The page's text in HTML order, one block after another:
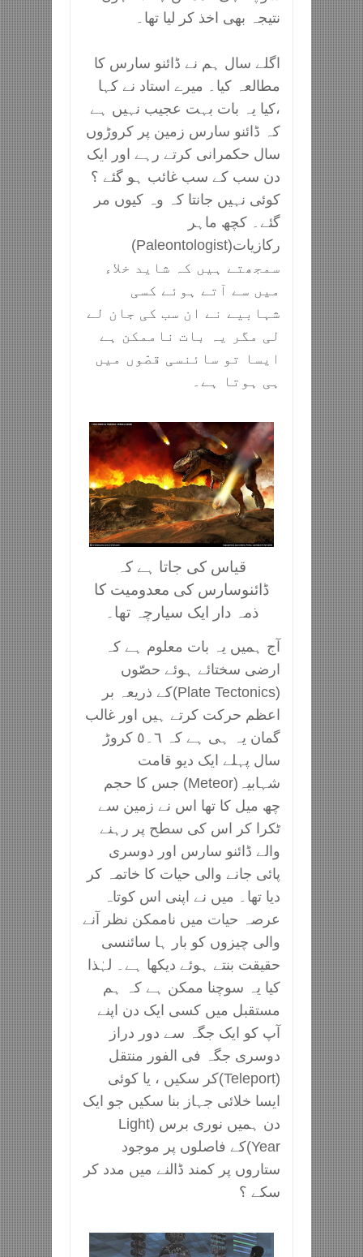
نتیجہ بھی اخذ کر لیا تھا۔
اگلے سال ہم نے ڈائنو سارس کا
مطالعہ کیا۔ میرے استاد نے کہا
،کیا یہ بات بہت عجیب نہیں ہے
کہ ڈائنو سارس زمین پر کروڑوں
سال حکمرانی کرتے رہے اور ایک
دن سب کے سب غائب ہو گئے ؟
کوئی نہیں جانتا کہ وہ کیوں مر
گئے۔ کچھ ماہر
رکازیات(Paleontologist)
سمجھتے ہیں کہ شاید خلاء
میں سے آتے ہوئے کسی
شہابیے نے ان سب کی جان لے
لی مگر یہ بات ناممکن ہے
ایسا تو سائنسی قصّوں میں
ہی ہوتا ہے۔
قیاس کی جاتا ہے کہ
ڈائنوسارس کی معدومیت کا
ذمہ دار ایک سیارچہ تھا۔
آج ہمیں یہ بات معلوم ہے کہ
ارضی سختائے ہوئے حصّوں
(Plate Tectonics)کے ذریعہ بر
اعظم حرکت کرتے ہیں اور غالب
گمان یہ ہی ہے کہ ٦۔٥ کروڑ
سال پہلے ایک دیو قامت
شہابیہ(Meteor) جس کا حجم
چھ میل کا تھا اس نے زمین سے
ٹکرا کر اس کی سطح پر رہنے
والے ڈائنو سارس اور دوسری
پائی جانے والی حیات کا خاتمہ کر
دیا تھا۔ میں نے اپنی اس کوتاہ
عرصہ حیات میں ناممکن نظر آنے
والی چیزوں کو بار ہا سائنسی
حقیقت بنتے ہوئے دیکھا ہے۔ لہٰذا
کیا یہ سوچنا ممکن ہے کہ ہم
مستقبل میں کسی ایک دن اپنے
آپ کو ایک جگہ سے دور دراز
دوسری جگہ فی الفور منتقل
(Teleport)کر سکیں ، یا کوئی
ایسا خلائی جہاز بنا سکیں جو ایک
دن ہمیں نوری برس (Light
Year)کے فاصلوں پر موجود
ستاروں پر کمند ڈالنے میں مدد کر
سکے ؟